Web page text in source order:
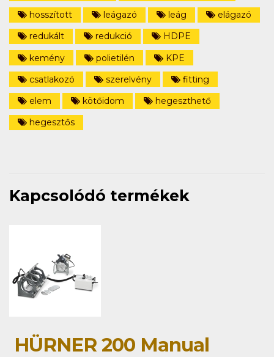
hosszított
leágazó leág
elágazó
redukált
redukció
HDPE
kemény
polietilén
KPE
csatlakozó
szerelvény
fitting
elem
kötőidom
hegeszthető
hegesztős
Kapcsolódó termékek
HÜRNER 200 Manual